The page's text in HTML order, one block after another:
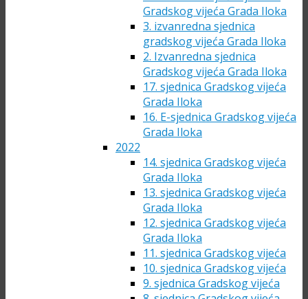
Gradskog vijeća Grada Iloka
3. izvanredna sjednica
gradskog vijeća Grada Iloka
2. Izvanredna sjednica
Gradskog vijeća Grada Iloka
17. sjednica Gradskog vijeća
Grada Iloka
16. E-sjednica Gradskog vijeća
Grada Iloka
2022
14. sjednica Gradskog vijeća
Grada Iloka
13. sjednica Gradskog vijeća
Grada Iloka
12. sjednica Gradskog vijeća
Grada Iloka
11. sjednica Gradskog vijeća
10. sjednica Gradskog vijeća
9. sjednica Gradskog vijeća